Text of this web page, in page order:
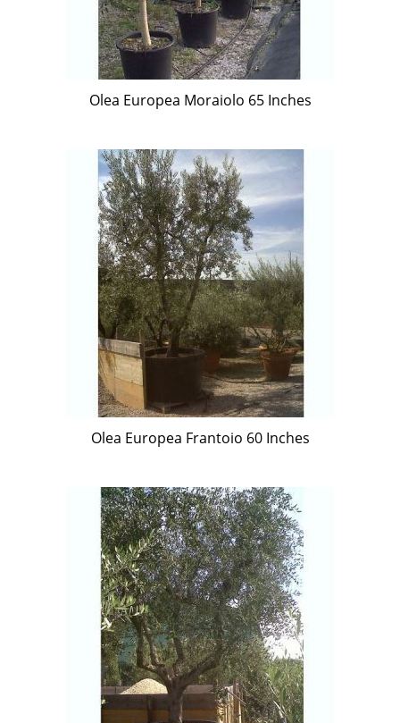
Olea Europea Moraiolo 65 Inches
Olea Europea Frantoio 60 Inches